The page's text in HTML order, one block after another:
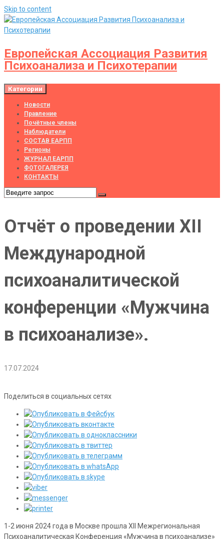
Skip to content
Европейская Ассоциация Развития
Психоанализа и Психотерапии
Категории
Новости
Правление
Почётные члены
Наблюдатели
СОСТАВ ЕАРПП
Регионы
ЖУРНАЛ ЕАРПП
ФОТОГАЛЕРЕЯ
КОНТАКТЫ
Отчёт о проведении XII
Международной
психоаналитической
конференции «Мужчина
в психоанализе».
17.07.2024
Поделиться в социальных сетях
1-2 июня 2024 года в Москве прошла XII Межрегиональная
Психоаналитическая Конференция «Мужчина в психоанализе»